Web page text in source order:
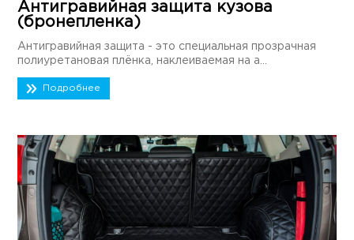
Антигравийная защита кузова
(бронепленка)
Антигравийная защита - это специальная прозрачная
полиуретановая плёнка, наклеиваемая на а...
Подробнее